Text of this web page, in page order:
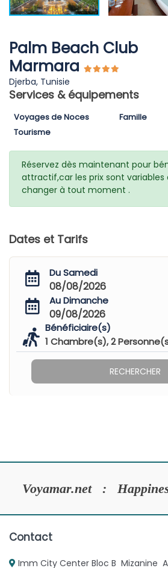
Palm Beach Club
Marmara
Djerba, Tunisie
Services & équipements
Voyages de Noces Famille
Tourisme
Réservez dès maintenant pour
attractif,car les prix sont
changer à tout moment .
Dates et Tarifs
Du Samedi
08/08/2026
Au Dimanche
09/08/2026
Bénéficiaire(s)
1 Chambre(s),2
RECHERCHER
Voyamar.net :
Contact
Imm City Center Bloc B Mizanine